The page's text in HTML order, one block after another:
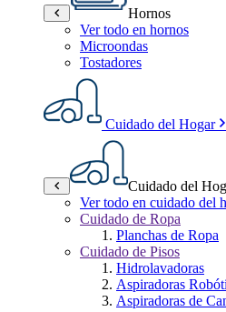
Hornos
Ver todo en hornos
Microondas
Tostadores
Cuidado del Hogar
Cuidado del
Ver todo en cuidado del
Cuidado de Ropa
Planchas de Ropa
Cuidado de Pisos
Hidrolavadoras
Aspiradoras
Aspiradoras de